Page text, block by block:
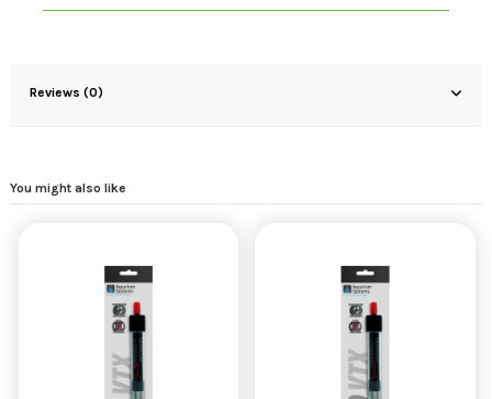
Reviews (0)
You might also like